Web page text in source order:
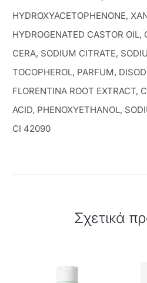
HYDROXYACETOPHENONE,
HYDROGENATED CASTOR OIL,
CERA, SODIUM CITRATE,
TOCOPHEROL, PARFUM,
FLORENTINA ROOT EXTRACT,
ACID, PHENOXYETHANOL,
CI 42090
Σχετικά